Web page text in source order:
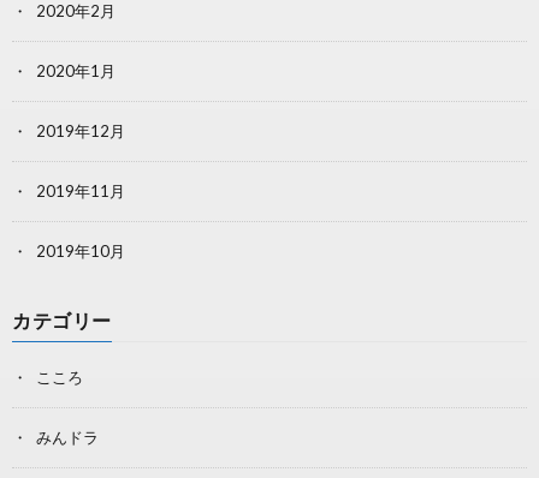
2020年2月
2020年1月
2019年12月
2019年11月
2019年10月
カテゴリー
こころ
みんドラ